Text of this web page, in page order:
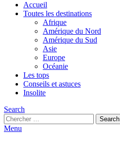
Accueil
Toutes les destinations
Afrique
Amérique du Nord
Amérique du Sud
Asie
Europe
Océanie
Les tops
Conseils et astuces
Insolite
Search
Search
for:
Search
Menu